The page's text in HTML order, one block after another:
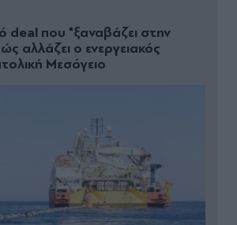
deal που "ξαναβάζει στην
αλλάζει ο ενεργειακός
Μεσόγειο